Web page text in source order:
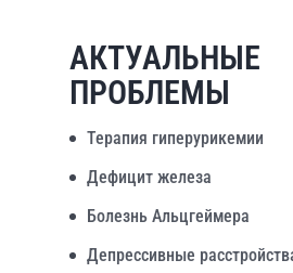
АКТУАЛЬНЫЕ
ПРОБЛЕМЫ
Терапия гиперурикемии
Дефицит железа
Болезнь Альцгеймера
Депрессивные